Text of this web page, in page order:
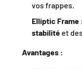
vos frappes.
Elliptic Frame
stabilité et
Avantages :